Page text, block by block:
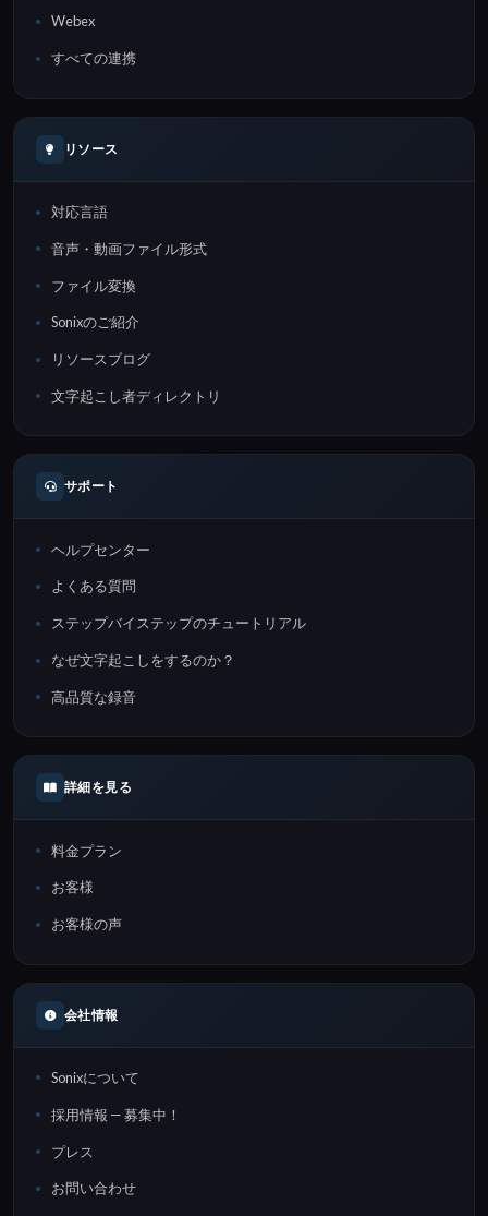
Webex
すべての連携
リソース
対応言語
音声・動画ファイル形式
ファイル変換
Sonixのご紹介
リソースブログ
文字起こし者ディレクトリ
サポート
ヘルプセンター
よくある質問
ステップバイステップのチュートリアル
なぜ文字起こしをするのか？
高品質な録音
詳細を見る
料金プラン
お客様
お客様の声
会社情報
Sonixについて
採用情報 — 募集中！
プレス
お問い合わせ